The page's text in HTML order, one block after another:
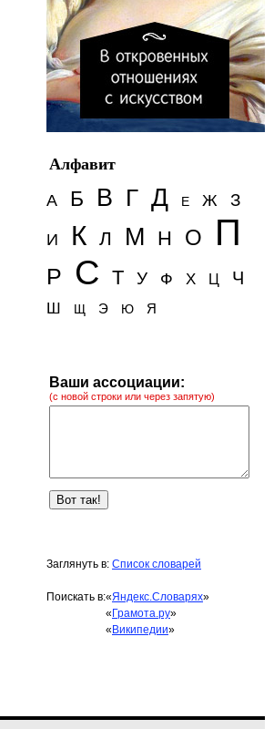
Алфавит
А
Б В Г Д Е Ж З
И К Л М Н О П
Р С Т У Ф Х Ц Ч
Ш Щ Э Ю Я
Ваши ассоциации:
(с новой строки или через запятую)
Заглянуть в: Список словарей
Поискать в:«Яндекс.Словарях»
« Грамота.ру»
« Википедии»